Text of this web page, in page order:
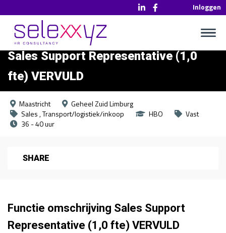
Inloggen
Sales Support Representative (1,0
fte) VERVULD
Maastricht
Geheel Zuid Limburg
Sales Transport/logistiek/inkoop HBO
Vast
36 - 40 uur
SHARE
Functie omschrijving Sales Support
Representative (1,0 fte) VERVULD